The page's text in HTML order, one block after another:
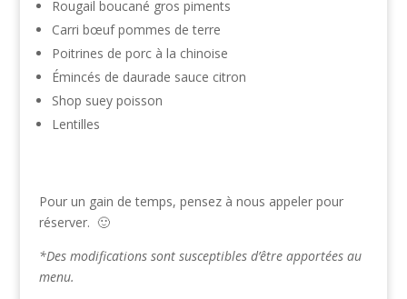
Rougail boucané gros piments
Carri bœuf pommes de terre
Poitrines de porc à la chinoise
Émincés de daurade sauce citron
Shop suey poisson
Lentilles
Pour un gain de temps, pensez à nous appeler pour
réserver. 🙂
*Des modifications sont susceptibles d’être apportées au
menu.